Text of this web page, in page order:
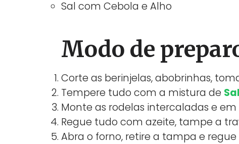
Sal com Cebola e Alho
Modo de
Corte as berinjelas, abobrinhas,
Tempere tudo com a mistura de
Monte as rodelas intercaladas e
Regue tudo com azeite, tampe a
Abra o forno, retire a tampa e